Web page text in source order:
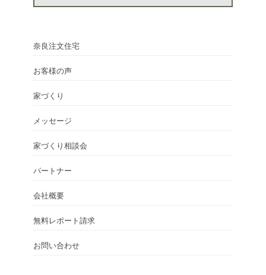
奈良注文住宅
お客様の声
家づくり
メッセージ
家づくり相談会
パートナー
会社概要
無料レポート請求
お問い合わせ